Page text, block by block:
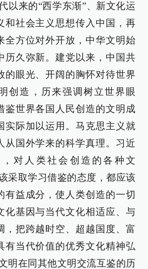
以来的“西学东渐”、新文化运
和社会主义思想传入中国，再
全方位对外开放，中华文明始
历久弥新。建党以来，中国共
的眼光、开阔的胸怀对待世界
创造，历来强调树立世界眼
鉴世界各国人民创造的文明成
实际加以运用。马克思主义就
从国外学来的科学真理。习近
对人类社会创造的各种文
采取学习借鉴的态度，都应该
有益成分，使人类创造的一切
化基因与当代文化相适应、与
，把跨越时空、超越国度、富
有当代价值的优秀文化精神弘
明在同其他文明交流互鉴的历